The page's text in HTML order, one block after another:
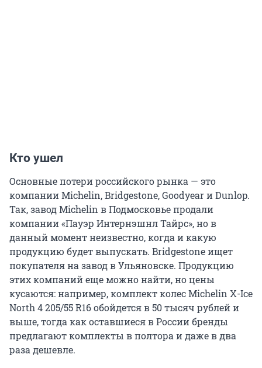
Кто ушел
Основные потери российского рынка — это
компании Michelin, Bridgestone, Goodyear и Dunlop.
Так, завод Michelin в Подмосковье продали
компании «Пауэр Интернэшнл Тайрс», но в
данный момент неизвестно, когда и какую
продукцию будет выпускать. Bridgestone ищет
покупателя на завод в Ульяновске. Продукцию
этих компаний еще можно найти, но цены
кусаются: например, комплект колес Michelin X-Ice
North 4 205/55 R16 обойдется в 50 тысяч рублей и
выше, тогда как оставшиеся в России бренды
предлагают комплекты в полтора и даже в два
раза дешевле.